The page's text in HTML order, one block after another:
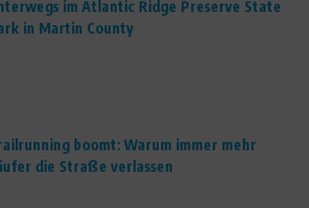
im Atlantic Ridge Preserve State
in Martin County
boomt: Warum immer mehr
die Straße verlassen